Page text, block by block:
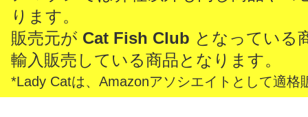
ります。
販売元が Cat Fish Club となっている
輸入販売している商品となります。
*Lady Catは、Amazonアソシエイトとして適格